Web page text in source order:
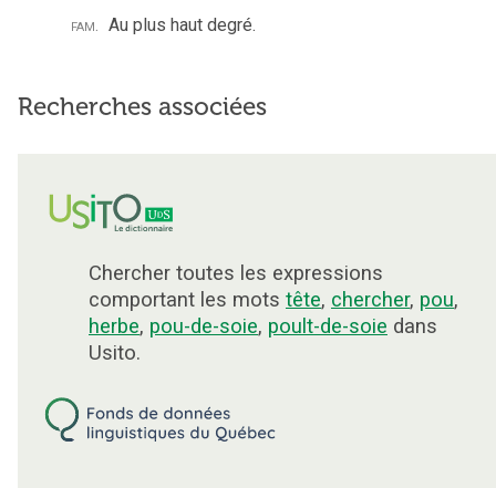
fam. Au plus haut degré.
Recherches associées
Chercher toutes les expressions
comportant les mots tête, chercher, pou,
herbe, pou-de-soie, poult-de-soie dans
Usito.